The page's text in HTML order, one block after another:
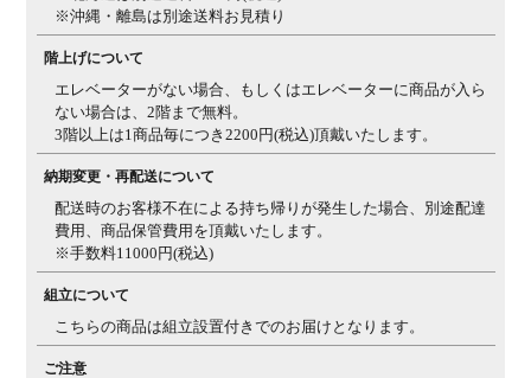
梱包数 1箱
(約)
幅930×奥行260×高さ1240mm
梱包重量 20kg
備考 固定棚1枚、可動棚4枚付き
■デスクワゴ
ン■
■詳細■
サイズ 幅331×奥行478×高さ575mm
材質 主材 / アルダー材
※沖縄・離島は別途送料お見積り
階上げについて
エレベーターがない場合、もしくはエレベーターに商品が入ら
ない場合は、2階まで無料。
3階以上は1商品毎につき2200円(税込)頂戴いたします。
納期変更・再配送について
配送時のお客様不在による持ち帰りが発生した場合、別途配達
費用、商品保管費用を頂戴いたします。
※手数料11000円(税込)
組立について
こちらの商品は組立設置付きでのお届けとなります。
ご注意